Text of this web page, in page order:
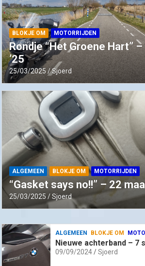
BLOKJE OM MOTORRIJDEN
Rondje “Het Groene Hart”
’25
25/03/2025 Sjoerd
ALGEMEEN BLOKJE OM MOTORRIJDEN
“Gasket says no!!” – 22
25/03/2025 Sjoerd
ALGEMEEN BLOKJE OM
Nieuwe achterband – 7
09/09/2024 Sjoerd